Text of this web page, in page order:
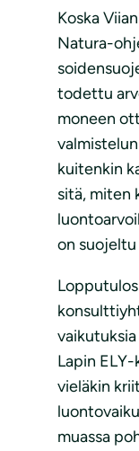
Koska
Natura-
todettu
moneen
kuitenkin
sitä, miten
on
Lapin
vieläkin
muassa